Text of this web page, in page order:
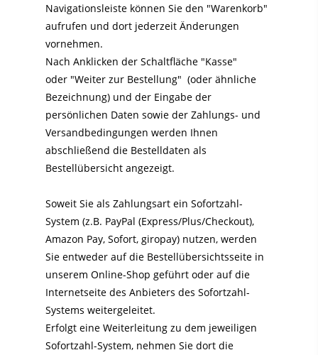
Navigationsleiste können Sie den "Warenkorb"
aufrufen und dort jederzeit Änderungen
vornehmen.
Nach Anklicken der Schaltfläche "Kasse"
oder "Weiter zur Bestellung" (oder ähnliche
Bezeichnung) und der Eingabe der
persönlichen Daten sowie der Zahlungs- und
Versandbedingungen werden Ihnen
abschließend die Bestelldaten als
Bestellübersicht angezeigt.
Soweit Sie als Zahlungsart ein Sofortzahl-
System (z.B. PayPal (Express/Plus/Checkout),
Amazon Pay, Sofort, giropay) nutzen, werden
Sie entweder auf die Bestellübersichtsseite in
unserem Online-Shop geführt oder auf die
Internetseite des Anbieters des Sofortzahl-
Systems weitergeleitet.
Erfolgt eine Weiterleitung zu dem jeweiligen
Sofortzahl-System, nehmen Sie dort die